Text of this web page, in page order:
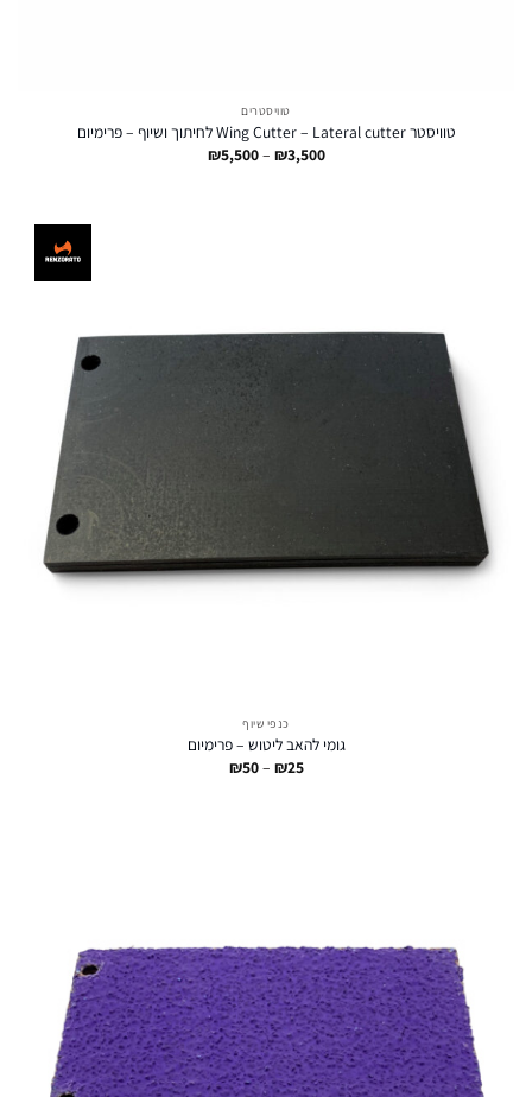
טוויסטרים
טוויסטר Wing Cutter – Lateral cutter לחיתוך ושיוף – פרימיום
₪3,500
–
₪5,500 טווח
כנפי שיוף
גומי להאב ליטוש – פרימיום
₪25
–
₪50 טווח